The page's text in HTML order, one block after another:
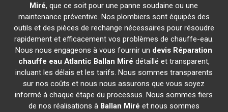
Miré, que ce soit pour une panne soudaine ou une
maintenance préventive. Nos plombiers sont équipés des
outils et des pièces de rechange nécessaires pour résoudre
rapidement et efficacement vos problèmes de chauffe-eau.
Nous nous engageons à vous fournir un devis Réparation
chauffe eau Atlantic Ballan Miré détaillé et transparent,
incluant les délais et les tarifs. Nous sommes transparents
sur nos coûts et nous nous assurons que vous soyez
informé à chaque étape du processus. Nous sommes fiers
de nos réalisations à Ballan Miré et nous sommes